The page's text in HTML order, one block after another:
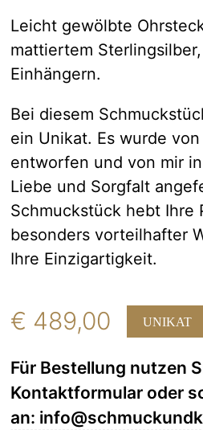
Leicht gewölbte
mattiertem
Einhängern.
Bei diesem
ein Unikat. Es wurde
entworfen und von mir
Liebe und Sorgfalt
Schmuckstück hebt Ihre
besonders vorteilhafter
Ihre Einzigartigkeit.
€ 489,00 UNIKAT